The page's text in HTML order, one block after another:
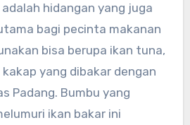
hidangan yang juga
bagi pecinta makanan
bisa berupa ikan tuna,
yang dibakar dengan
Padang. Bumbu yang
ikan bakar ini